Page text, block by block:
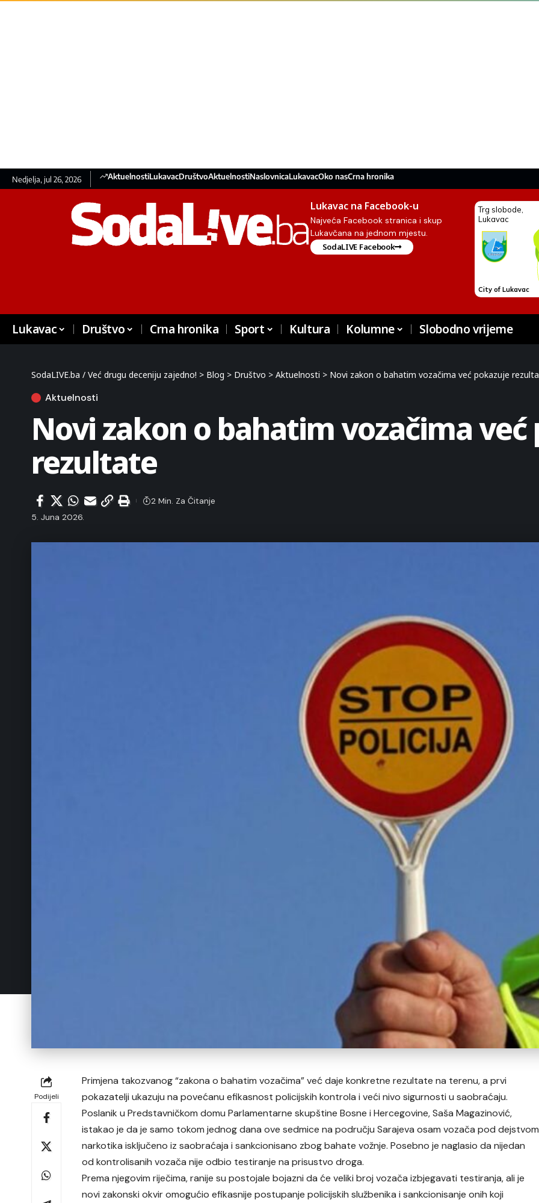
Nedjelja, jul 26, 2026 AktuelnostiLukavacDruštvoAktuelnostiNaslovnicaLukavacOko nasCrna hronika
Lukavac na Facebook-u
Najveća Facebook stranica i skup
Lukavčana na jednom mjestu.
SodaLIVE Facebook
Lukavac Društvo Crna hronika Sport Kultura Kolumne Slobodno vrijeme
SodaLIVE.ba / Već drugu deceniju zajedno! > Blog > Društvo > Aktuelnosti > Novi zakon o bahatim vozačima već pokazuje
Aktuelnosti
Novi zakon o bahatim vozačima već
rezultate
5. Juna 2026.
2 Min. Za Čitanje
Podijeli
Primjena takozvanog “zakona o bahatim vozačima” već daje konkretne rezultate na terenu, a prvi
pokazatelji ukazuju na povećanu efikasnost policijskih kontrola i veći nivo sigurnosti u saobraćaju.
Poslanik u Predstavničkom domu Parlamentarne skupštine Bosne i Hercegovine, Saša Magazinović,
istakao je da je samo tokom jednog dana ove sedmice na području Sarajeva osam vozača pod dejstvom
narkotika isključeno iz saobraćaja i sankcionisano zbog bahate vožnje. Posebno je naglasio da nijedan
od kontrolisanih vozača nije odbio testiranje na prisustvo droga.
Prema njegovim riječima, ranije su postojale bojazni da će veliki broj vozača izbjegavati testiranja, ali je
novi zakonski okvir omogućio efikasnije postupanje policijskih službenika i sankcionisanje onih koji